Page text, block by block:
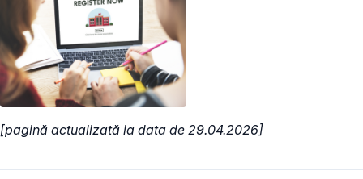
[pagină actualizată la data de 29.04.2026]